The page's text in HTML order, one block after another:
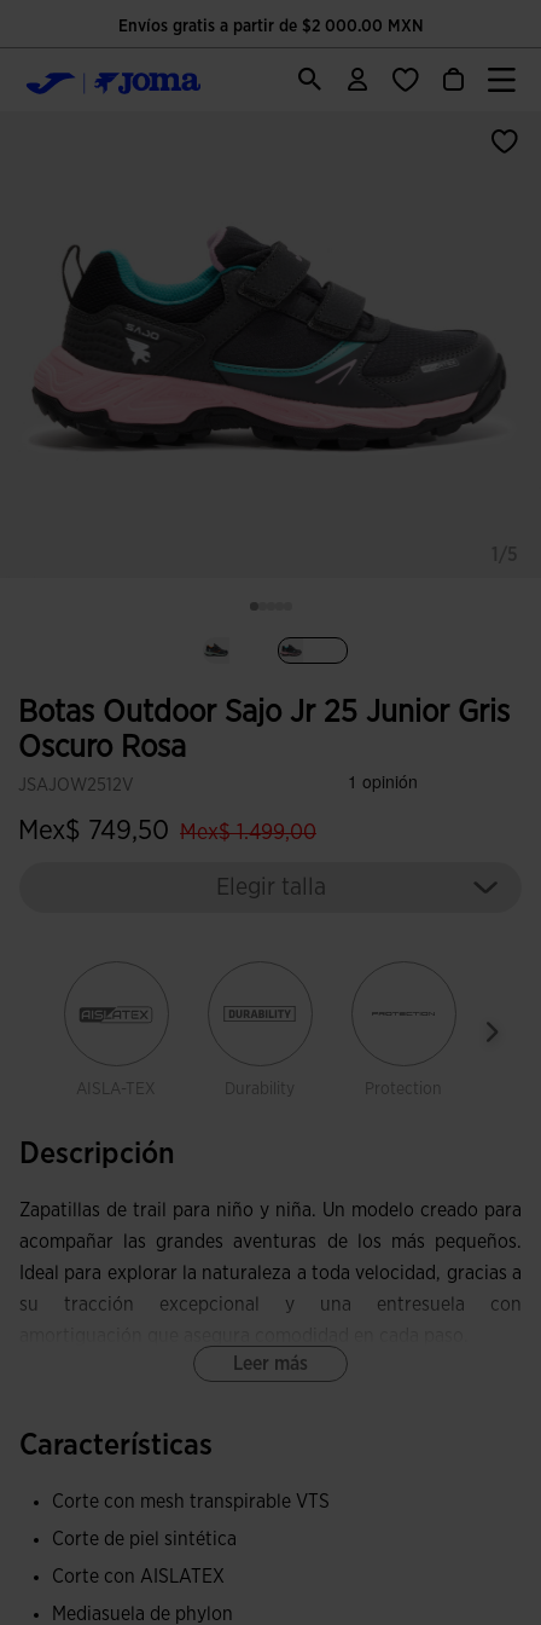
Envíos gratis a partir de $2 000.00 MXN
Botas Outdoor Sajo Jr 25 Junior Gris
Oscuro Rosa
JSAJOW2512V
Mex$ 749,50 label.price.reduced.from
Mex$ 1.499,00
Elegir talla
AISLA-TEX Durability Protection
Descripción
Zapatillas de trail para niño y niña. Un modelo creado para
acompañar las grandes aventuras de los más pequeños.
Ideal para explorar la naturaleza a toda velocidad, gracias a
su tracción excepcional y una entresuela con
También cuenta con piel sintética, que da consistencia y
membrana waterproof AISLATEX, que brinda el mayor nivel
de impermeabilidad sin afectar a la transpiración.
Refuerzo cosido PROTECTION en la puntera para proteger
Leer más
Características
Corte con mesh transpirable VTS
Corte de piel sintética
Corte con AISLATEX
Mediasuela de phylon